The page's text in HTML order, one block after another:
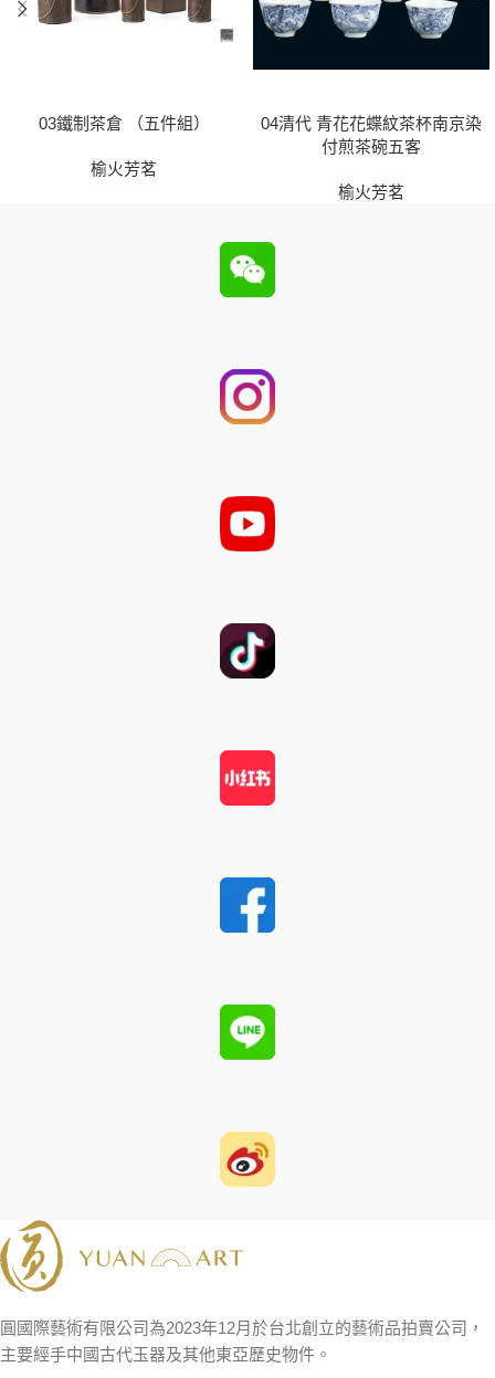
03鐵制茶倉 （五件組）
榆火芳茗
04清代 青花花蝶紋茶杯南京染
付煎茶碗五客
榆火芳茗
圓國際藝術有限公司為2023年12月於台北創立的藝術品拍賣公司，
主要經手中國古代玉器及其他東亞歷史物件。